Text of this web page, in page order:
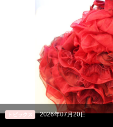
トピックス 2026年07月20日